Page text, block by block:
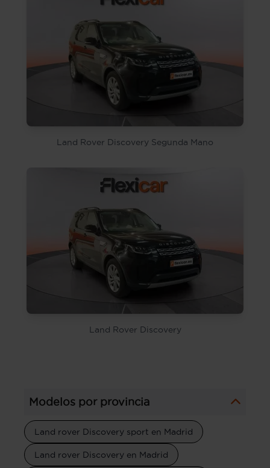
Land Rover Discovery Segunda Mano
Land Rover Discovery
Modelos por provincia
Land rover Discovery sport en Madrid
Land rover Discovery en Madrid